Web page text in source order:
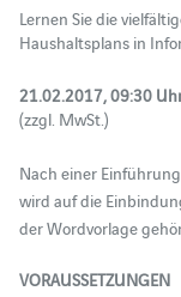
Lernen Sie die
Haushaltsplans in
21.02.2017, 09:30
(zzgl. MwSt.)
Nach einer
wird auf die
der Wordvorlage
VORAUSSETZUNGEN